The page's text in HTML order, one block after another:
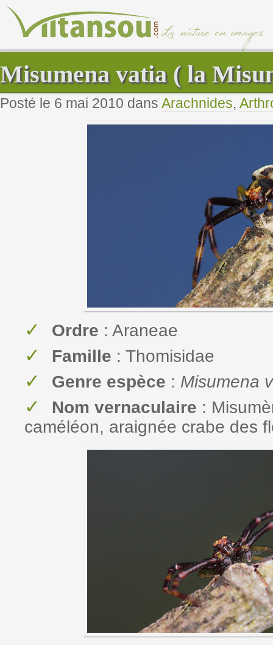
Misumena vatia ( la
Posté le 6 mai 2010 dans Arachnides,
Ordre : Araneae
Famille : Thomisidae
Genre espèce : Misumena
Nom vernaculaire :
caméléon, araignée crabe des